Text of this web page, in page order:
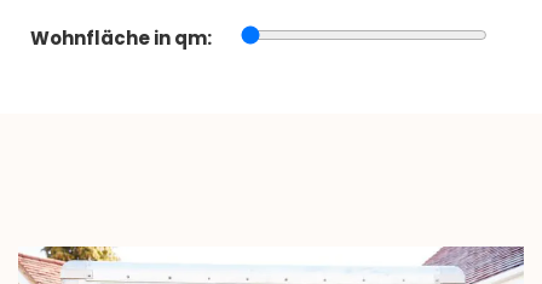
Wohnfläche in qm: